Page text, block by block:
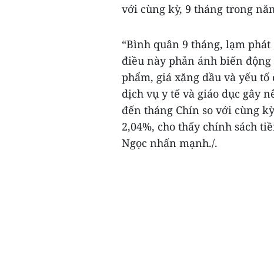
với cùng kỳ, 9 tháng trong
“Bình quân 9 tháng, lạm
điều này phản ánh biến
phẩm, giá xăng dầu và yếu
dịch vụ y tế và giáo dục gây
đến tháng Chín so với cùng
2,04%, cho thấy chính sách
Ngọc nhấn mạnh./.